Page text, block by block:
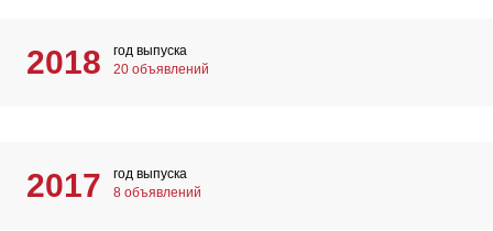
2018
год выпуска
20 объявлений
2017
год выпуска
8 объявлений